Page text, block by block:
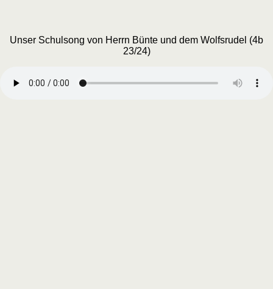
Unser Schulsong von Herrn Bünte und dem Wolfsrudel (4b
23/24)